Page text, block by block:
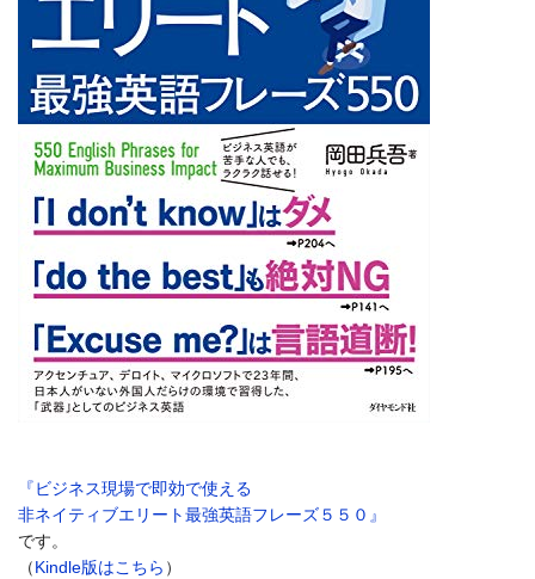
『ビジネス現場で即効で使える
非ネイティブエリート最強英語フレーズ５５０』
です。
（Kindle版はこちら ）